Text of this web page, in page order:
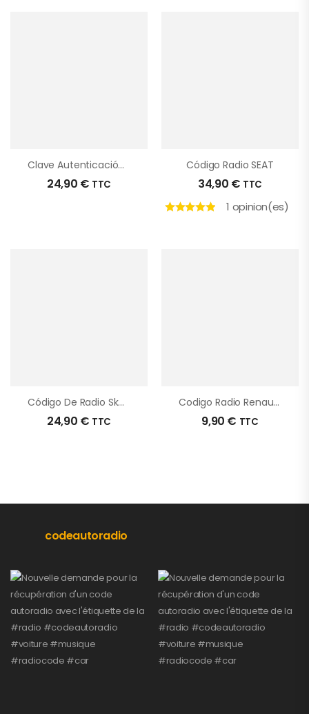
Clave Autenticación Dacia
24,90 € TTC
Código Radio SEAT
34,90 € TTC
1 opinion(es)
Código De Radio Skoda
24,90 € TTC
Codigo Radio Renault Kangoo
9,90 € TTC
codeautoradio